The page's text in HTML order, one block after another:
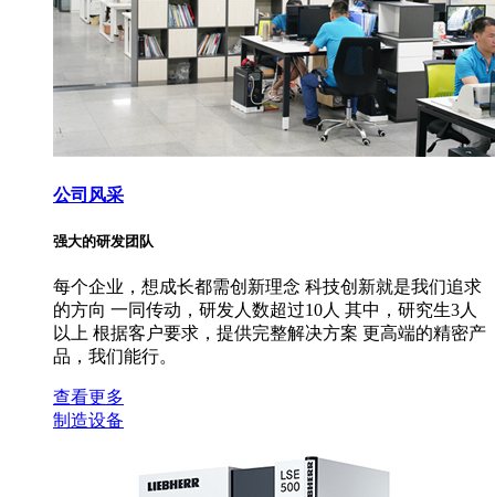
公司风采
强大的研发团队
每个企业，想成长都需创新理念 科技创新就是我们追求
的方向 一同传动，研发人数超过10人 其中，研究生3人
以上 根据客户要求，提供完整解决方案 更高端的精密产
品，我们能行。
查看更多
制造设备